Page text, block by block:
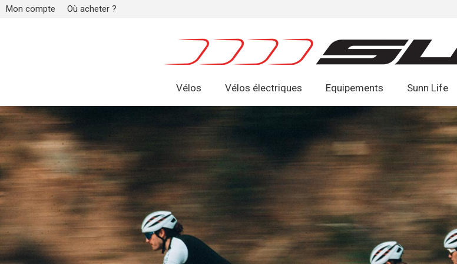
Mon compte Où acheter ?
Vélos Vélos électriques Equipements Sunn Life